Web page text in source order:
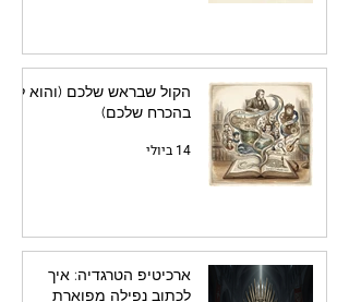
הקול שבראש שלכם (והוא לא
בהכרח שלכם)
14 ביולי
ארכיטיפ הטרגדיה: איך
לכתוב נפילה מפוארת